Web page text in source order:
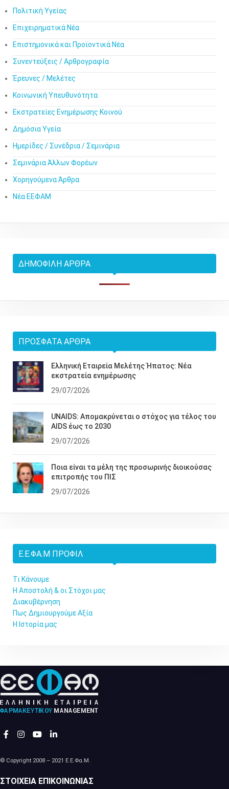
Πολιτική Υγείας
Επιχειρηματικά Νέα
Επιστημονικά και Προϊοντικά Νέα
Συνεντεύξεις / Αρθρογραφία
Έρευνες / Μελέτες
Κοινωνική Υπευθυνότητα
Εκστρατείες Ενημέρωσης Κοινού
Δημόσια Υγεία
Ημερίδες / Συνέδρια / Σεμινάρια
Σεμινάρια Άλλων Φορέων
Χορηγούμενα Άρθρα
Νέα ΕΕΦΑΜ
ΔΗΜΟΦΙΛΉ ΆΡΘΡΑ
ΠΡΌΣΦΑΤΑ ΆΡΘΡΑ
Ελληνική Εταιρεία Μελέτης Ήπατος: Νέα
εκστρατεία ενημέρωσης
29/07/2026
UNAIDS: Απομακρύνεται ο στόχος για τέλος του
AIDS έως το 2030
29/07/2026
Ποια είναι τα μέλη της προσωρινής διοικούσας
επιτροπής του ΠΙΣ
29/07/2026
Ε.Ε.ΦΑ.Μ ΠΡΟΦΊΛ
Τι Κάνουμε
Η Αποστολή & οι Στόχοι μας
Διακυβέρνηση
Πως Δημιουργούμε Αξία
Η Ιστορία μας
© Copyright 2008 – 2021 Ε.Ε.Φα.Μ.
ΣΤΟΙΧΕΊΑ ΕΠΙΚΟΙΝΩΝΊΑΣ